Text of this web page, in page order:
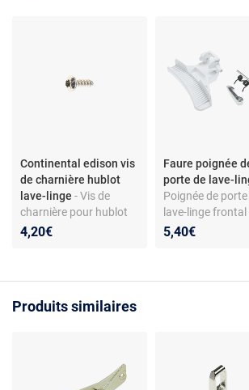
Continental edison vis
de charnière hublot
lave-linge - Vis de
charnière pour hublot
de lave-linge - Acier
4,20€
Faure poignée
porte de lave-
Poignée de
lave-linge frontal
compatible
5,40€
Produits similaires